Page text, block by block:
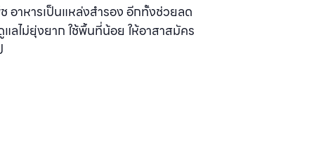
อาหารเป็นแหล่งสํารอง อีกทั้งช่วยลด
ลไม่ยุ่งยาก ใช้พื้นที่น้อย ให้อาสาสมัคร